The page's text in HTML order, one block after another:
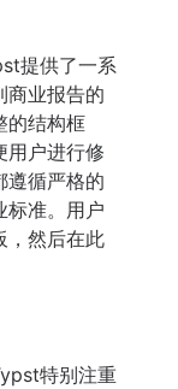
提供了一系
商业报告的
的结构框
用户进行修
遵循严格的
标准。用户
，然后在此
特别注重